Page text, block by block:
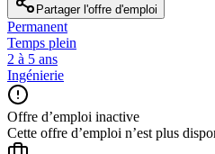
Partager l'offre d'emploi
Permanent
Temps plein
2 à 5 ans
Ingénierie
Offre d’emploi inactive
Cette offre d’emploi n’est plus